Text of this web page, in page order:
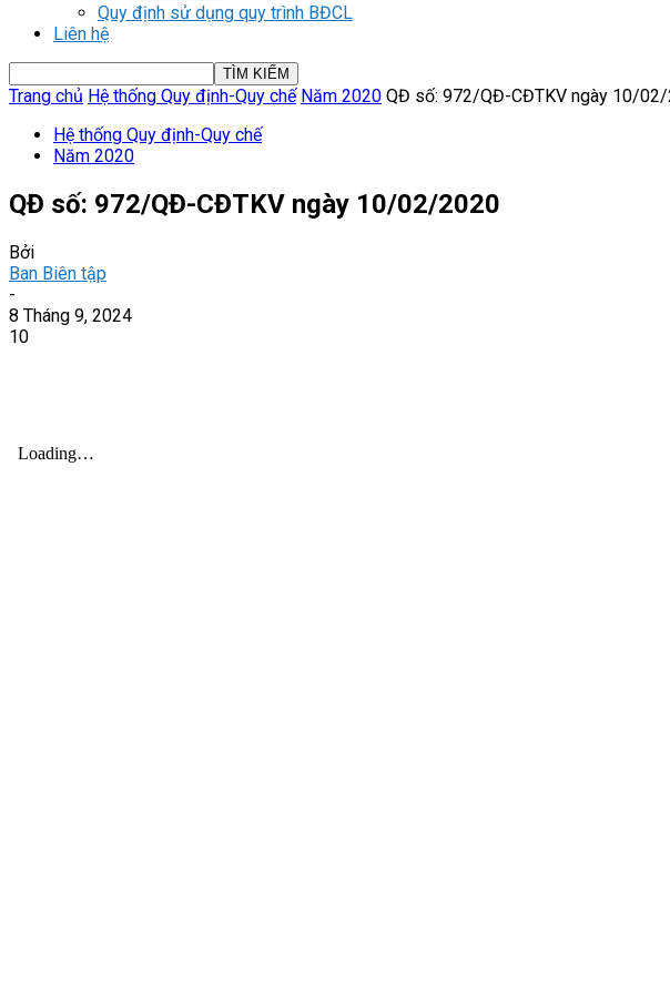
Quy định sử dụng quy trình BĐCL
Liên hệ
Trang chủ Hệ thống Quy định-Quy chế Năm 2020 QĐ số: 972/QĐ-CĐTKV ngày 10/
Hệ thống Quy định-Quy chế
Năm 2020
QĐ số: 972/QĐ-CĐTKV ngày 10/02/2020
Bởi
Ban Biên tập
-
8 Tháng 9, 2024
10